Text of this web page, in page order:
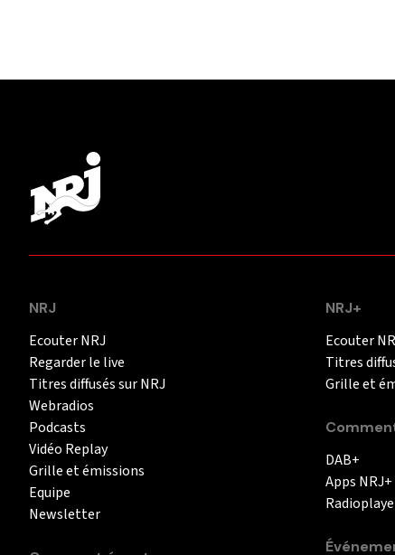
NRJ
Ecouter NRJ
Regarder le live
Titres diffusés sur NRJ
Webradios
Podcasts
Vidéo Replay
Grille et émissions
Equipe
Newsletter
NRJ+
Ecouter
Titres
Grille et
DAB+
Apps NRJ+